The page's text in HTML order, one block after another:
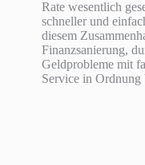
Rate wesentlich
schneller und
diesem
Finanzsanierung,
Geldprobleme mit
Service in Ordnung